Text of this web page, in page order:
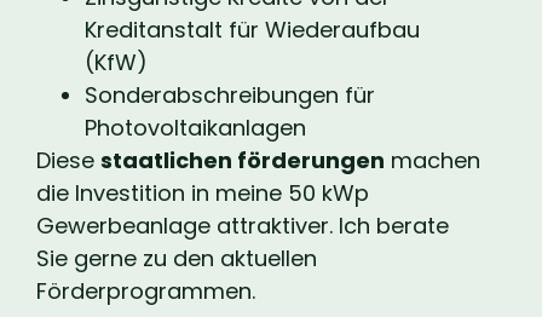
Kreditanstalt für Wiederaufbau
(KfW)
Sonderabschreibungen für
Photovoltaikanlagen
Diese staatlichen förderungen machen
die Investition in meine 50 kWp
Gewerbeanlage attraktiver. Ich berate
Sie gerne zu den aktuellen
Förderprogrammen.